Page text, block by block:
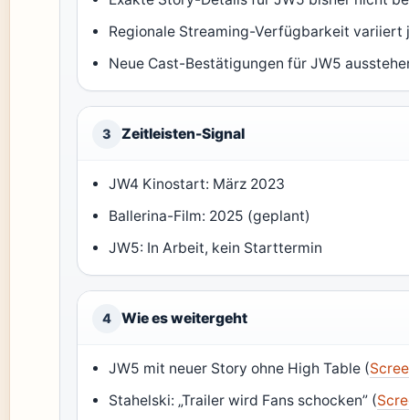
Regionale Streaming-Verfügbarkeit variiert
Neue Cast-Bestätigungen für JW5
3 Zeitleisten-Signal
JW4 Kinostart: März 2023
Ballerina-Film: 2025 (geplant)
JW5: In Arbeit, kein Starttermin
4 Wie es weitergeht
JW5 mit neuer Story ohne High Table (
Stahelski: „Trailer wird Fans schocken” (